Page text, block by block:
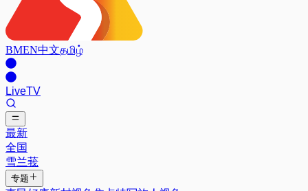
BMEN中文தமிழ்
LiveTV
最新
全国
雪兰莪
专题